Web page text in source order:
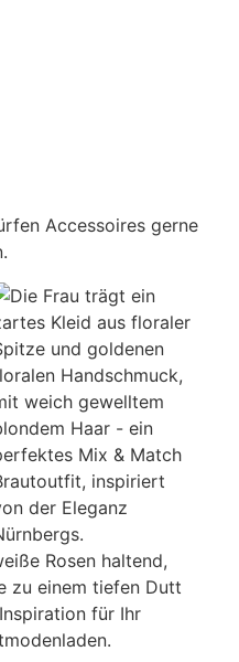
Accessoires gerne